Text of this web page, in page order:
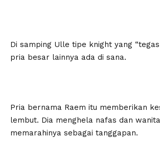
Di samping Ulle tipe knight yang “tegas
pria besar lainnya ada di sana.
Pria bernama Raem itu memberikan
lembut. Dia menghela nafas dan
memarahinya sebagai tanggapan.